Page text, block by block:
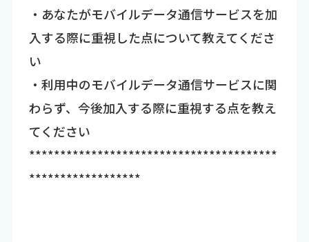
・あなたがモバイルデータ通信サービスを加
入する際に重視した点について教えてくださ
い
・利用中のモバイルデータ通信サービスに関
わらず、今後加入する際に重視する点を教え
てください
****************************************
******************